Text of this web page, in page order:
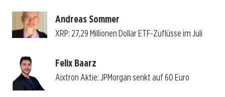
Andreas Sommer
XRP: 27,29 Millionen Dollar ETF-Zuflüsse im Juli
Felix Baarz
Aixtron Aktie: JPMorgan senkt auf 60 Euro